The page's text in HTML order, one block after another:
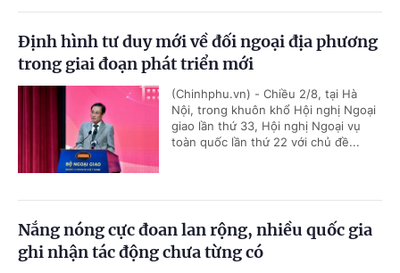
Định hình tư duy mới về đối ngoại địa phương
trong giai đoạn phát triển mới
(Chinhphu.vn) - Chiều 2/8, tại Hà
Nội, trong khuôn khổ Hội nghị Ngoại
giao lần thứ 33, Hội nghị Ngoại vụ
toàn quốc lần thứ 22 với chủ đề...
Nắng nóng cực đoan lan rộng, nhiều quốc gia
ghi nhận tác động chưa từng có